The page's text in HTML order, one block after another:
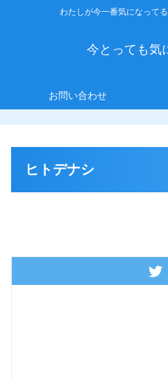
わたしが今一番気になって
今とっても
お問い合わせ
ヒトデナシ